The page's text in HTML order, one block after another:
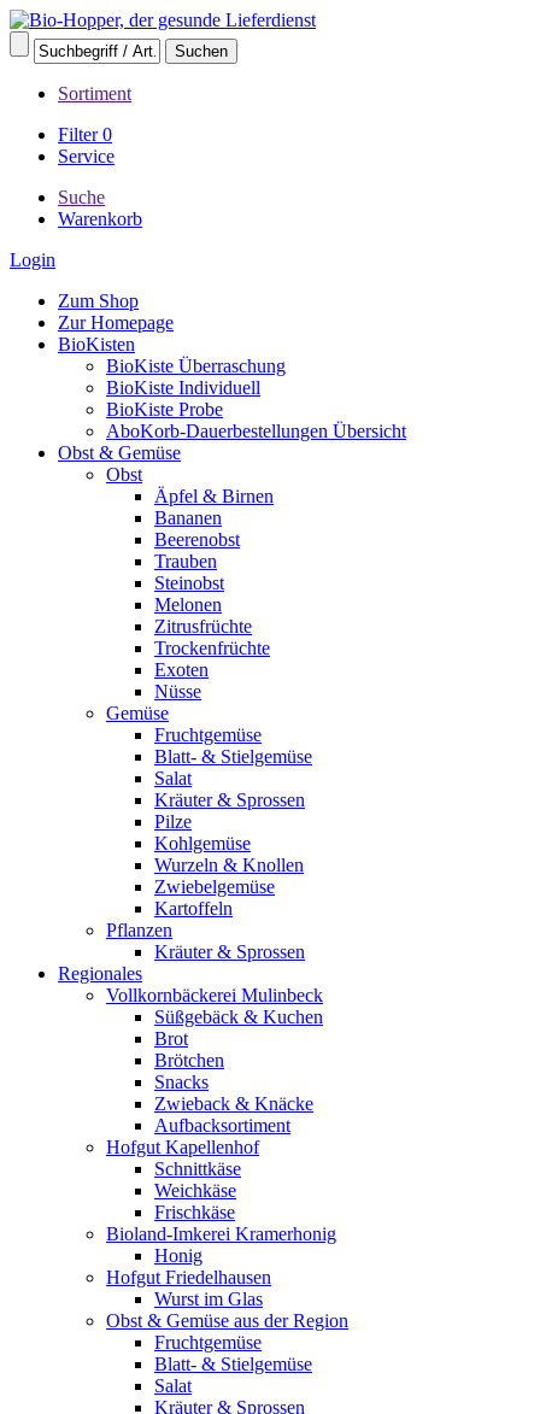
Sortiment
Filter0
Service
Suche
Warenkorb
Login
Zum Shop
Zur Homepage
BioKisten
BioKiste Überraschung
BioKiste Individuell
BioKiste Probe
AboKorb-Dauerbestellungen Übersicht
Obst & Gemüse
Obst
Äpfel & Birnen
Bananen
Beerenobst
Trauben
Steinobst
Melonen
Zitrusfrüchte
Trockenfrüchte
Exoten
Nüsse
Gemüse
Fruchtgemüse
Blatt- & Stielgemüse
Salat
Kräuter & Sprossen
Pilze
Kohlgemüse
Wurzeln & Knollen
Zwiebelgemüse
Kartoffeln
Pflanzen
Kräuter & Sprossen
Regionales
Vollkornbäckerei Mulinbeck
Süßgebäck & Kuchen
Brot
Brötchen
Snacks
Zwieback & Knäcke
Aufbacksortiment
Hofgut Kapellenhof
Schnittkäse
Weichkäse
Frischkäse
Bioland-Imkerei Kramerhonig
Honig
Hofgut Friedelhausen
Wurst im Glas
Obst & Gemüse aus der Region
Fruchtgemüse
Blatt- & Stielgemüse
Salat
Kräuter & Sprossen